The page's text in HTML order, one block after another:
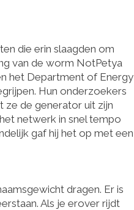
die erin slaagden om
van de worm NotPetya
het Department of Energy
Hun onderzoekers
ze de generator uit zijn
netwerk in snel tempo
gaf hij het op met een
dragen. Er is
Als je erover rijdt